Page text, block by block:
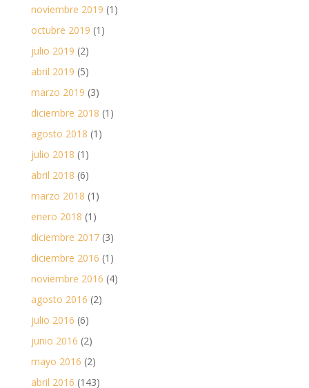
noviembre 2019 (1)
octubre 2019 (1)
julio 2019 (2)
abril 2019 (5)
marzo 2019 (3)
diciembre 2018 (1)
agosto 2018 (1)
julio 2018 (1)
abril 2018 (6)
marzo 2018 (1)
enero 2018 (1)
diciembre 2017(3)
diciembre 2016 (1)
noviembre 2016 (4)
agosto 2016 (2)
julio 2016 (6)
junio 2016 (2)
mayo 2016 (2)
abril 2016 (143)